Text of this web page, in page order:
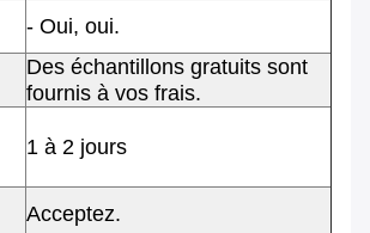
- Oui, oui.
Des échantillons gratuits sont
fournis à vos frais.
1 à 2 jours
Acceptez.